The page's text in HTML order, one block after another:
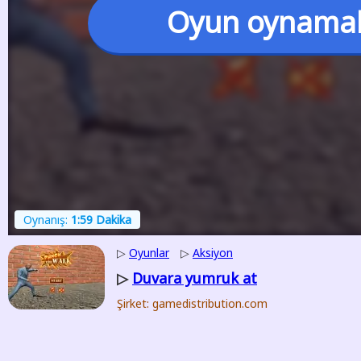
Oyun
Oynanış: 1:59 Dakika
▷ Oyunlar ▷ Aksiyon
▷ Duvara yumruk at
Şirket: gamedistribution.com